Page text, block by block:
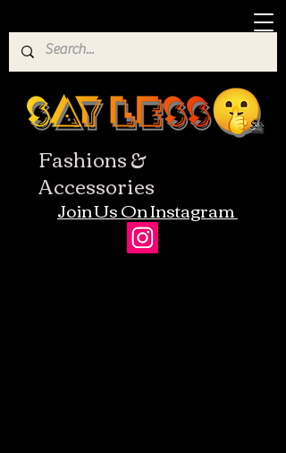
Fashions &
Accessories
Join Us On Instagram